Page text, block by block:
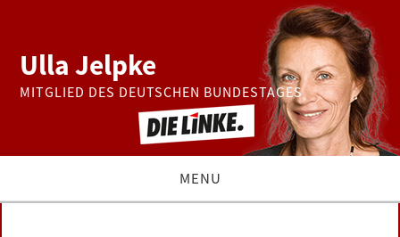
Ulla Jelpke
MITGLIED DES DEUTSCHEN BUNDESTAGES
MENU